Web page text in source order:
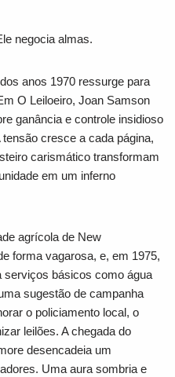
negocia almas.
anos 1970 ressurge para
O Leiloeiro, Joan Samson
ganância e controle insidioso
cresce a cada página,
carismático transformam
em um inferno
agrícola de New
forma vagarosa, e, em 1975,
serviços básicos como água
sugestão de campanha
o policiamento local, o
leilões. A chegada do
desencadeia um
Uma aura sombria e